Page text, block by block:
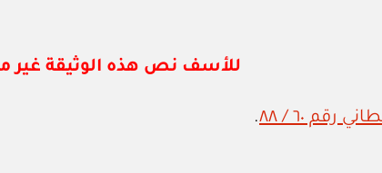
للأسف نص هذه الوثيقة غير
رقم ٦٠ / ٨٨ .